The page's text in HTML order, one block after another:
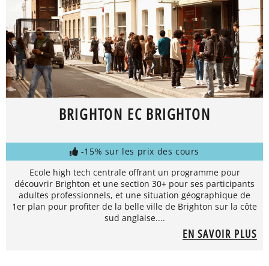
BRIGHTON EC BRIGHTON
-15% sur les prix des cours
Ecole high tech centrale offrant un programme pour
découvrir Brighton et une section 30+ pour ses participants
adultes professionnels, et une situation géographique de
1er plan pour profiter de la belle ville de Brighton sur la côte
sud anglaise....
EN SAVOIR PLUS